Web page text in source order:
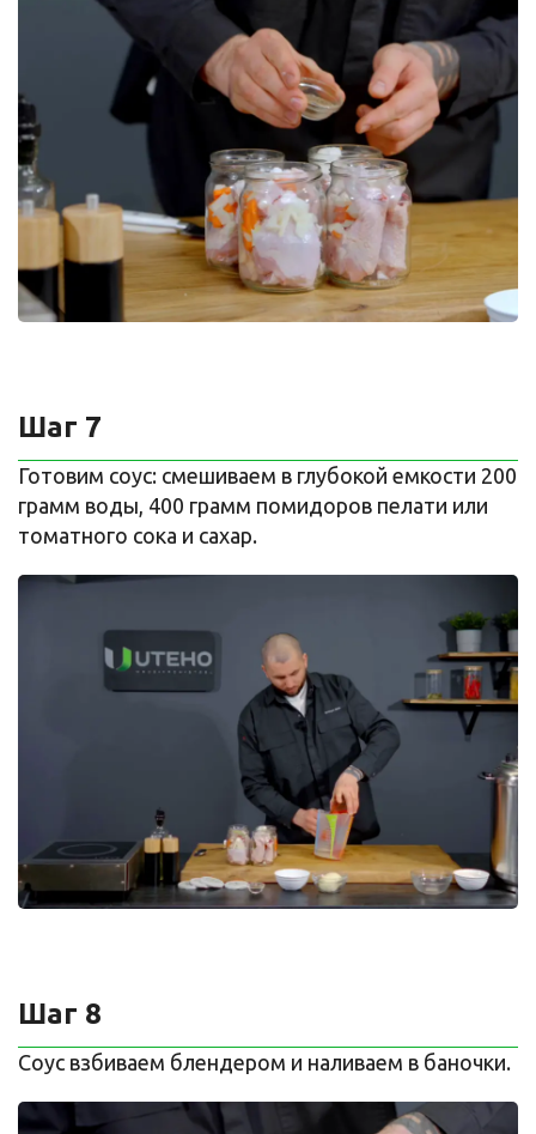
Шаг 7
Готовим соус: смешиваем в глубокой емкости 200
грамм воды, 400 грамм помидоров пелати или
томатного сока и сахар.
Шаг 8
Соус взбиваем блендером и наливаем в баночки.